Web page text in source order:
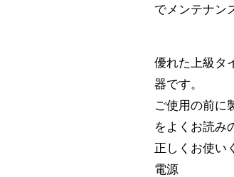
でメンテナン
優れた上級タ
器です。
ご使用の前に
をよくお読み
正しくお使い
電源